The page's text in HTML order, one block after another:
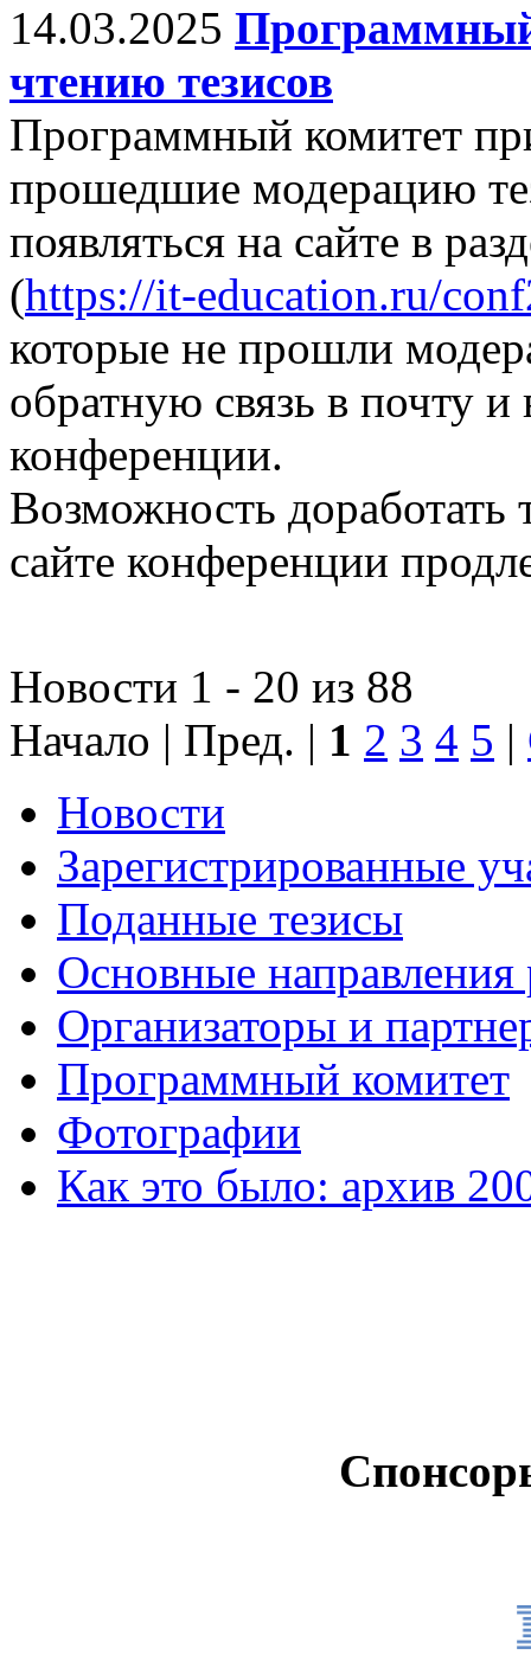
14.03.2025
чтению тезисов
Программный комитет
прошедшие модерацию
появляться на сайте в
(https://it-education.ru/
которые не прошли
обратную связь в почту
конференции.
Возможность доработать
сайте конференции
Новости 1 - 20 из 88
Начало | Пред. | 1 2 3 4 5 |
Новости
Зарегистрированные
Поданные тезисы
Основные направления
Организаторы и
Программный комитет
Фотографии
Как это было: архив